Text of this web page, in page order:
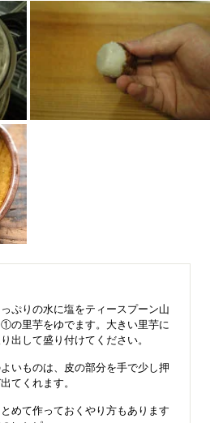
ぷりの水に塩をティースプーン山
の里芋をゆでます。大きい里芋に
出して盛り付けてください。
いものは、皮の部分を手で少し押
てくれます。
めて作っておくやり方もあります